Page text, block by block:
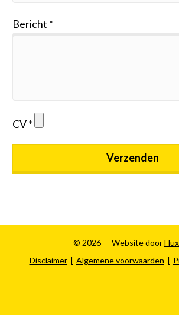
Bericht
CV
Verzenden
© 2026 — Website door
Disclaimer
Algemene voorwaarden